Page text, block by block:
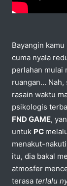
Bayangin
cuma nyala
perlahan mulai
ruangan… Nah,
rasain waktu
psikologis
FND GAME,
untuk PC
menakut-
itu, dia bakal
atmosfer
terasa terlalu